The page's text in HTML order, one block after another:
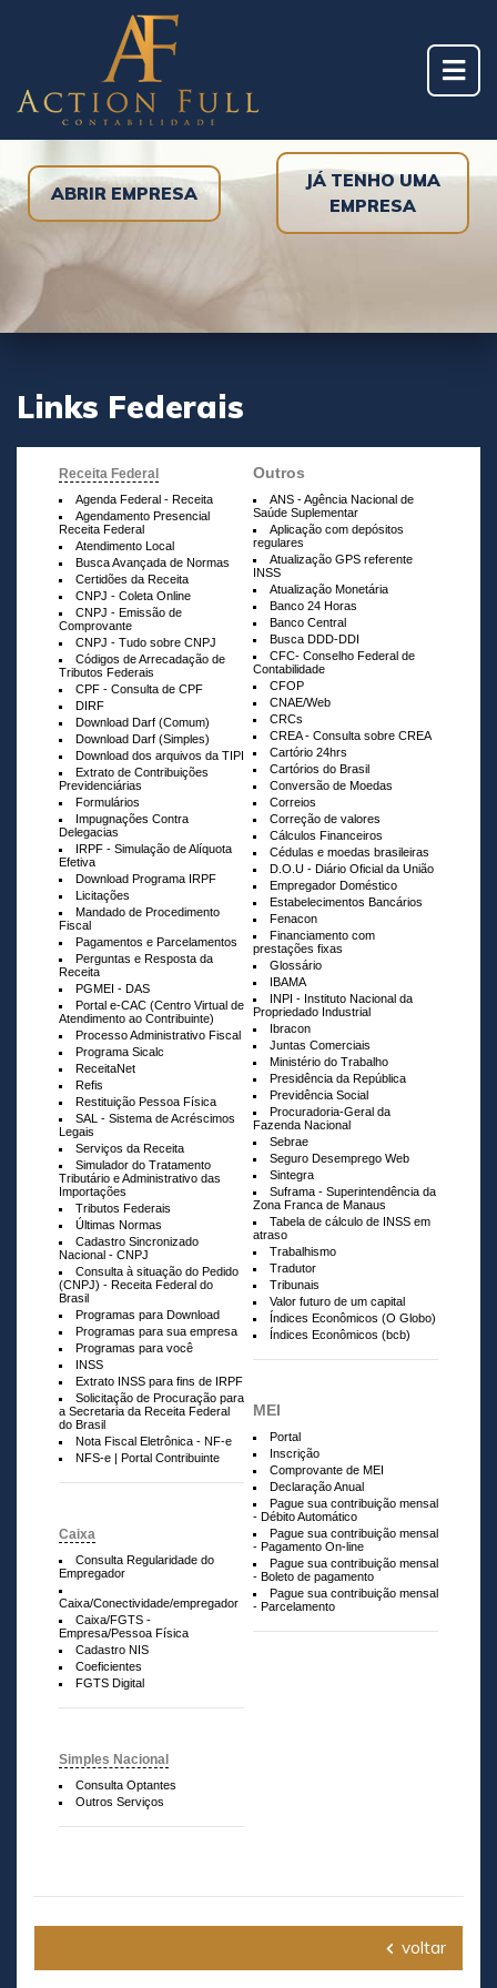
ABRIR EMPRESA
JÁ TENHO UMA
EMPRESA
Links Federais
Receita Federal
Agenda Federal - Receita
Agendamento Presencial
Receita Federal
Atendimento Local
Busca Avançada de Normas
Certidões da Receita
CNPJ - Coleta Online
CNPJ - Emissão de
Comprovante
CNPJ - Tudo sobre CNPJ
Códigos de Arrecadação de
Tributos Federais
CPF - Consulta de CPF
DIRF
Download Darf (Comum)
Download Darf (Simples)
Download dos arquivos da TIPI
Extrato de Contribuições
Previdenciárias
Formulários
Impugnações Contra
Delegacias
IRPF - Simulação de Alíquota
Efetiva
Download Programa IRPF
Licitações
Mandado de Procedimento
Fiscal
Pagamentos e Parcelamentos
Perguntas e Resposta da
Receita
PGMEI - DAS
Portal e-CAC (Centro Virtual de
Atendimento ao Contribuinte)
Processo Administrativo Fiscal
Programa Sicalc
ReceitaNet
Refis
Restituição Pessoa Física
SAL - Sistema de Acréscimos
Legais
Serviços da Receita
Simulador do Tratamento
Tributário e Administrativo das
Importações
Tributos Federais
Últimas Normas
Cadastro Sincronizado
Nacional - CNPJ
Consulta à situação do Pedido
(CNPJ) - Receita Federal do
Brasil
Programas para Download
Programas para sua empresa
Programas para você
INSS
Extrato INSS para fins de IRPF
Solicitação de Procuração para
a Secretaria da Receita Federal
do Brasil
Nota Fiscal Eletrônica - NF-e
NFS-e | Portal Contribuinte
Caixa
Consulta Regularidade do
Empregador
Caixa/Conectividade/empregador
Caixa/FGTS -
Empresa/Pessoa Física
Cadastro NIS
Coeficientes
FGTS Digital
Simples Nacional
Consulta Optantes
Outros Serviços
Outros
ANS - Agência Nacional de
Saúde Suplementar
Aplicação com depósitos
regulares
Atualização GPS referente
INSS
Atualização Monetária
Banco 24 Horas
Banco Central
Busca DDD-DDI
CFC- Conselho Federal de
Contabilidade
CFOP
CNAE/Web
CRCs
CREA - Consulta sobre CREA
Cartório 24hrs
Cartórios do Brasil
Conversão de Moedas
Correios
Correção de valores
Cálculos Financeiros
Cédulas e moedas brasileiras
D.O.U - Diário Oficial da União
Empregador Doméstico
Estabelecimentos Bancários
Fenacon
Financiamento com
prestações fixas
Glossário
IBAMA
INPI - Instituto Nacional da
Propriedado Industrial
Ibracon
Juntas Comerciais
Ministério do Trabalho
Presidência da República
Previdência Social
Procuradoria-Geral da
Fazenda Nacional
Sebrae
Seguro Desemprego Web
Sintegra
Suframa - Superintendência da
Zona Franca de Manaus
Tabela de cálculo de INSS em
atraso
Trabalhismo
Tradutor
Tribunais
Valor futuro de um capital
Índices Econômicos (O Globo)
Índices Econômicos (bcb)
MEI
Portal
Inscrição
Comprovante de MEI
Declaração Anual
Pague sua contribuição mensal
- Débito Automático
Pague sua contribuição mensal
- Pagamento On-line
Pague sua contribuição mensal
- Boleto de pagamento
Pague sua contribuição mensal
- Parcelamento
voltar